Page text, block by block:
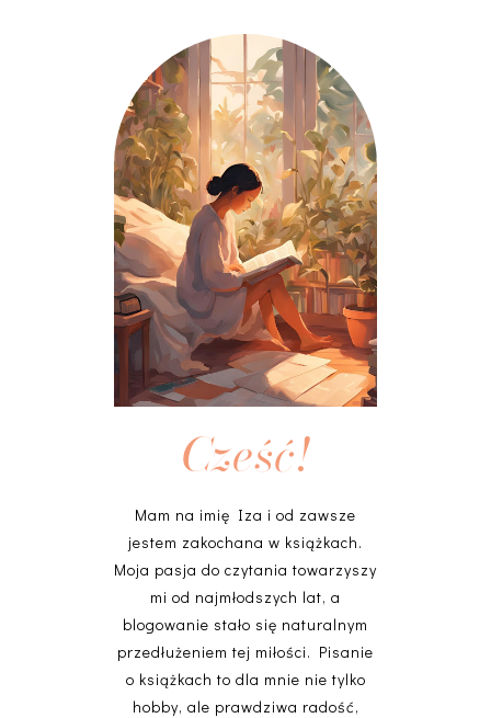
Cześć!
Mam na imię Iza i od zawsze
jestem zakochana w książkach.
Moja pasja do czytania towarzyszy
mi od najmłodszych lat, a
blogowanie stało się naturalnym
przedłużeniem tej miłości. Pisanie
o książkach to dla mnie nie tylko
hobby, ale prawdziwa radość,